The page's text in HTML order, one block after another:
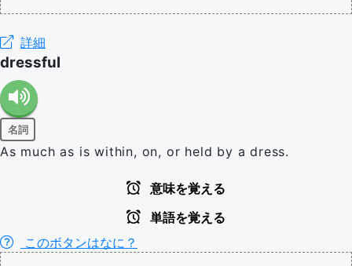
詳細
dressful
名詞
As much as is within, on, or held by a dress.
意味を覚える
単語を覚える
このボタンはなに？